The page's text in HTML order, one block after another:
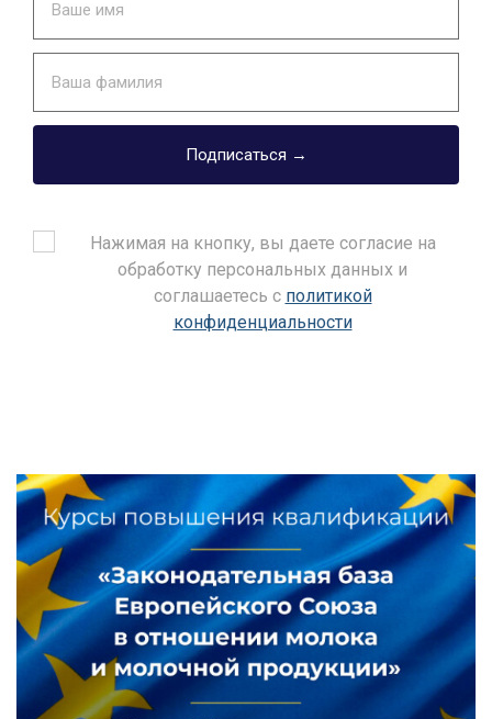
Подписаться →
Нажимая на кнопку, вы даете согласие на
обработку персональных данных и
соглашаетесь c политикой
конфиденциальности